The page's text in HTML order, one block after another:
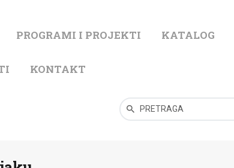
PROGRAMI I PROJEKTI KATALOG
KONTAKT